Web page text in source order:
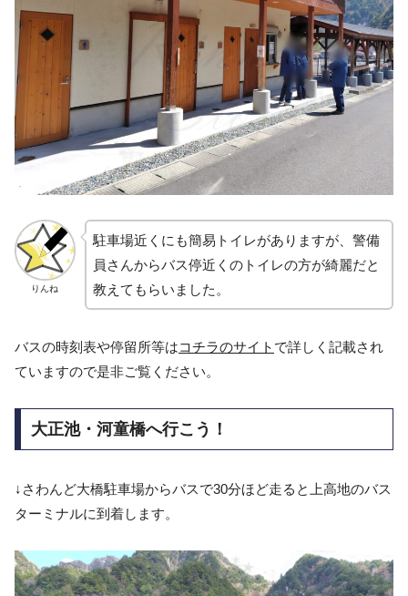
りんね
駐車場近くにも簡易トイレがありますが、警備
員さんからバス停近くのトイレの方が綺麗だと
教えてもらいました。
バスの時刻表や停留所等はコチラのサイト で詳しく記載され
ていますので是非ご覧ください。
大正池・河童橋へ行こう！
↓さわんど大橋駐車場からバスで30分ほど走ると上高地のバス
ターミナルに到着します。